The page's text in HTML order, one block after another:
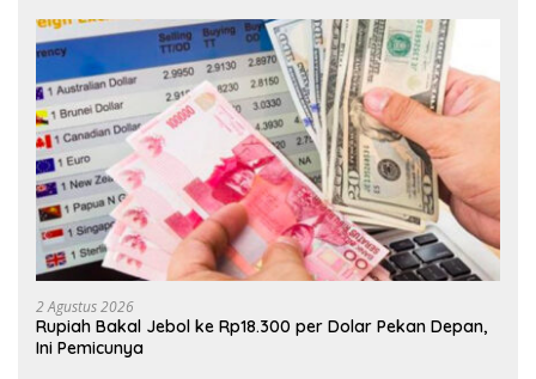
2 Agustus 2026
Rupiah Bakal Jebol ke Rp18.300 per Dolar Pekan Depan,
Ini Pemicunya